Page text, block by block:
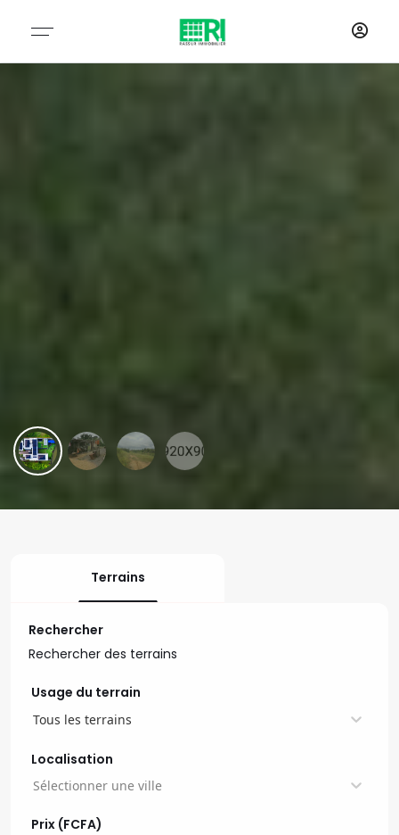
17,000 FCFA/m²
Terrains
Rechercher
Usage du terrain
Tous les terrains
Localisation
Sélectionner une ville
Prix (FCFA)